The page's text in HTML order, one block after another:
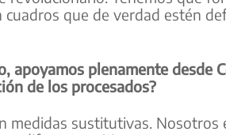
cuadros que de verdad estén
apoyamos plenamente desde
de los procesados?
medidas sustitutivas.